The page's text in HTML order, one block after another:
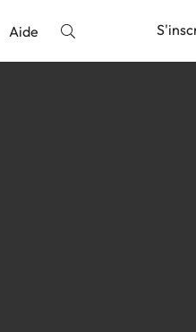
Aide